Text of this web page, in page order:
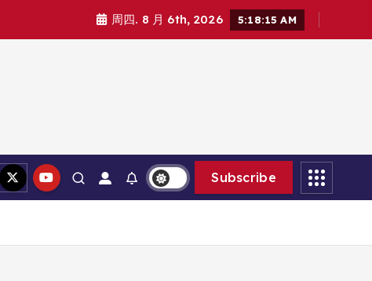
周四. 8 月 6th, 2026 5:18:16 AM
Subscribe